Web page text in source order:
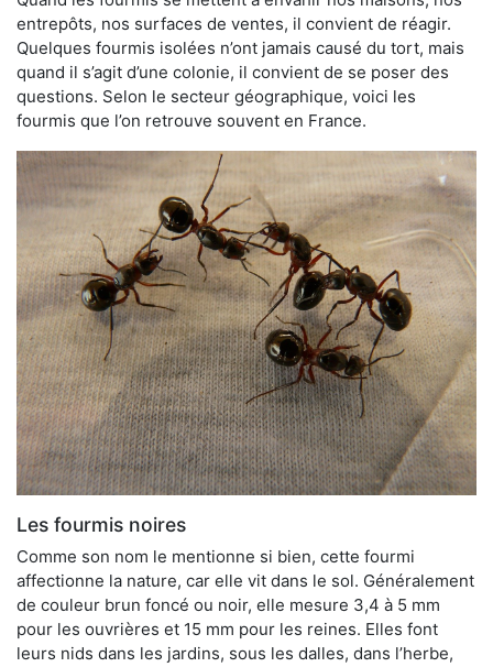
entrepôts, nos surfaces de ventes, il convient de réagir.
Quelques fourmis isolées n’ont jamais causé du tort, mais
quand il s’agit d’une colonie, il convient de se poser des
questions. Selon le secteur géographique, voici les
fourmis que l’on retrouve souvent en France.
Les fourmis noires
Comme son nom le mentionne si bien, cette fourmi
affectionne la nature, car elle vit dans le sol. Généralement
de couleur brun foncé ou noir, elle mesure 3,4 à 5 mm
pour les ouvrières et 15 mm pour les reines. Elles font
leurs nids dans les jardins, sous les dalles, dans l’herbe,